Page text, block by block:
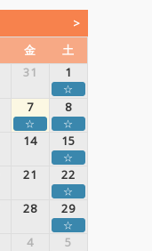
金
土
31 1
☆
7 8
☆ ☆
14 15
☆
21 22
☆
28 29
☆
4 5